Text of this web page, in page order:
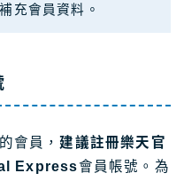
充會員資料。
會員， 建議註冊樂天官
Express會員帳號。為